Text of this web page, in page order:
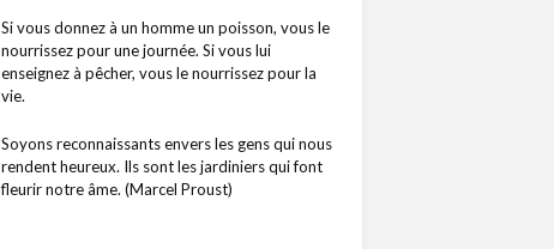
Si vous donnez à un homme un poisson, vous le
nourrissez pour une journée. Si vous lui
enseignez à pêcher, vous le nourrissez pour la
vie.
Soyons reconnaissants envers les gens qui nous
rendent heureux. Ils sont les jardiniers qui font
fleurir notre âme. (Marcel Proust)